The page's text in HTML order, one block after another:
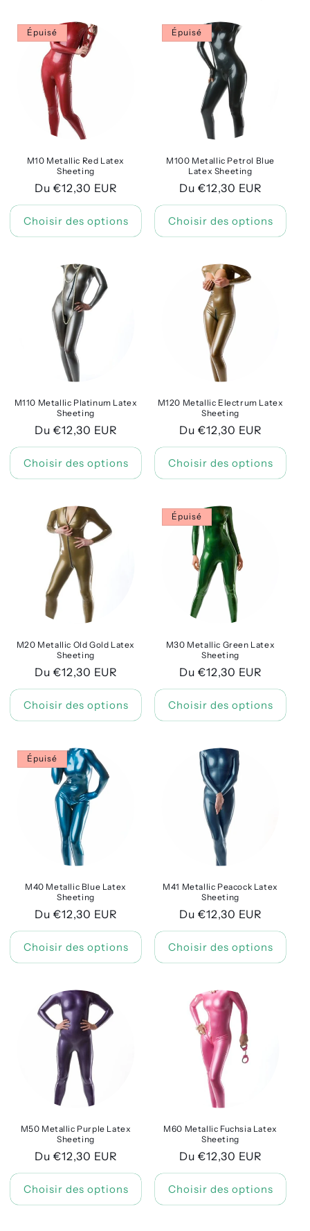
e Épuisé
M10 Metallic Red Latex
Sheeting
Prix
habituel
Du €12,30 EUR
Choisir des options
Épuisé
M100 Metallic Petrol Blue
Latex Sheeting
Prix
habituel
Du €12,30 EUR
Choisir des options
M110 Metallic Platinum Latex
Sheeting
Prix
habituel
Du €12,30 EUR
Choisir des options
M120 Metallic Electrum Latex
Sheeting
Prix
habituel
Du €12,30 EUR
Choisir des options
M20 Metallic Old Gold Latex
Sheeting
Prix
habituel
Du €12,30 EUR
Choisir des options
Épuisé
M30 Metallic Green Latex
Sheeting
Prix
habituel
Du €12,30 EUR
Choisir des options
Épuisé
M40 Metallic Blue Latex
Sheeting
Prix
habituel
Du €12,30 EUR
Choisir des options
M41 Metallic Peacock Latex
Sheeting
Prix
habituel
Du €12,30 EUR
Choisir des options
M50 Metallic Purple Latex
Sheeting
Prix
habituel
Du €12,30 EUR
Choisir des options
M60 Metallic Fuchsia Latex
Sheeting
Prix
habituel
Du €12,30 EUR
Choisir des options